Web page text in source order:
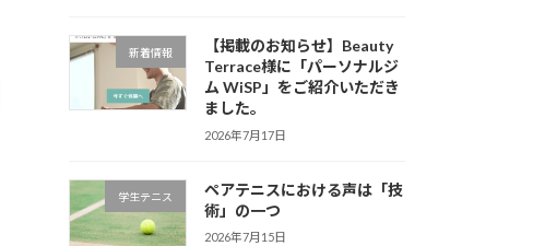
新着情報
【掲載のお知らせ】Beauty
Terrace様に「パーソナルジ
ム WiSP」をご紹介いただき
ました。
2026年7月17日
学生テニス
ペアテニスにおける声は「技
術」の一つ
2026年7月15日